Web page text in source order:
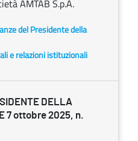
AMTAB S.p.A.
del Presidente della
e relazioni istituzionali
DELLA
7 ottobre 2025, n.